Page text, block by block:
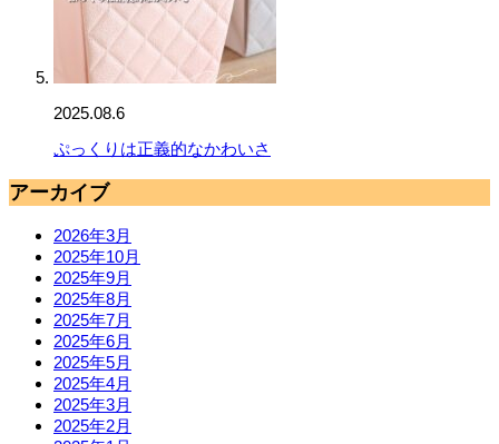
2025.08.6
ぷっくりは正義的なかわいさ
アーカイブ
2026年3月
2025年10月
2025年9月
2025年8月
2025年7月
2025年6月
2025年5月
2025年4月
2025年3月
2025年2月